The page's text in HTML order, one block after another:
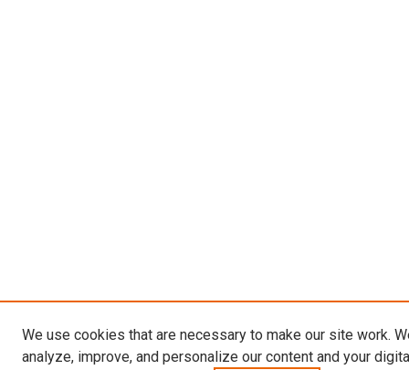
We use cookies that are necessary to make our site work.
analyze, improve, and personalize our content and your